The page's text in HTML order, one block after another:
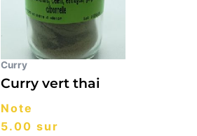
Curry
Curry vert thai
Note
5.00 sur